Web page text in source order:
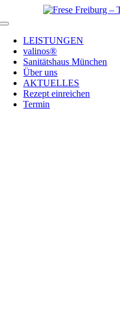
Inhalt
Toggle
NavigationLEISTUNGEN
valinos®
Sanitätshaus München
Über uns
AKTUELLES
Rezept einreichen
Termin